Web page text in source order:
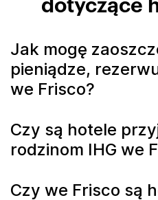
dotyczące
Jak mogę
pieniądze,
we Frisco?
Czy są hotele
rodzinom IHG we
Czy we Frisco są